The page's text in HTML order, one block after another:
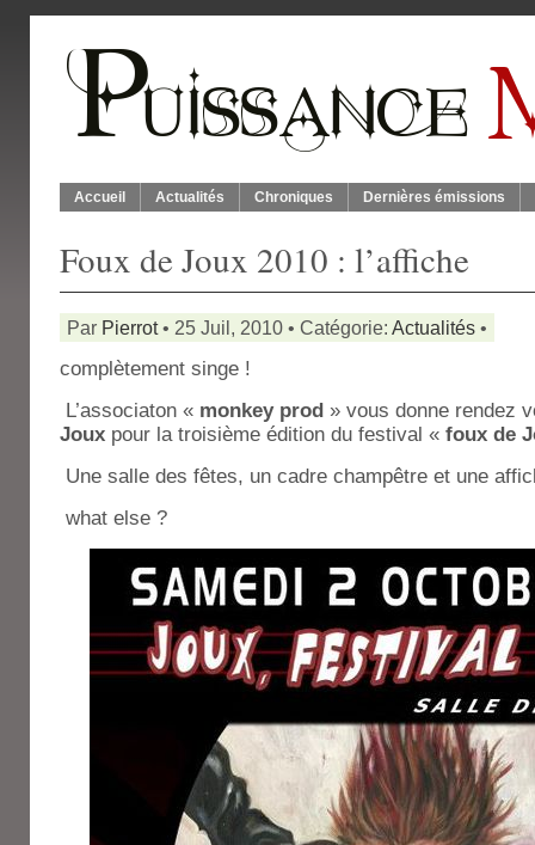
Accueil Actualités Chroniques Dernières émissions
Foux de Joux 2010 : l’affiche
Par Pierrot• 25 Juil, 2010 • Catégorie: Actualités •
complètement singe !
L’associaton « monkey prod » vous donne rendez
Joux pour la troisième édition du festival « foux de
Une salle des fêtes, un cadre champêtre et une
what else ?